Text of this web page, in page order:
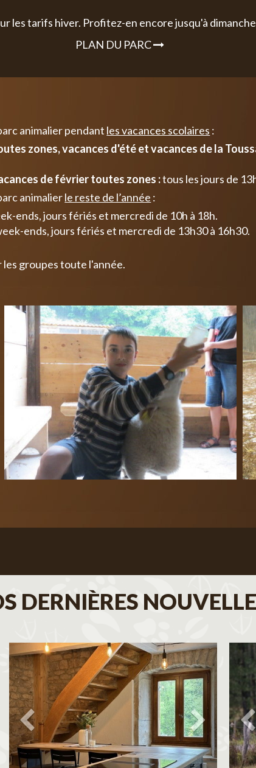
les tarifs hiver. Profitez-en encore jusqu'à
PLAN DU PARC
animalier pendant les vacances scolaires :
zones, vacances d'été et vacances de la
de février toutes zones :tous les jours de
animalierle reste de l’année :
ends, jours fériés et mercredi de 10h à 18h.
ends, jours fériés et mercredi de 13h30 à 16h30.
groupes toute l'année.
DERNIÈRES